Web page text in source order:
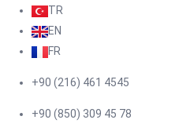
TR
EN
FR
+90 (216) 461 4545
+90 (850) 309 45 78